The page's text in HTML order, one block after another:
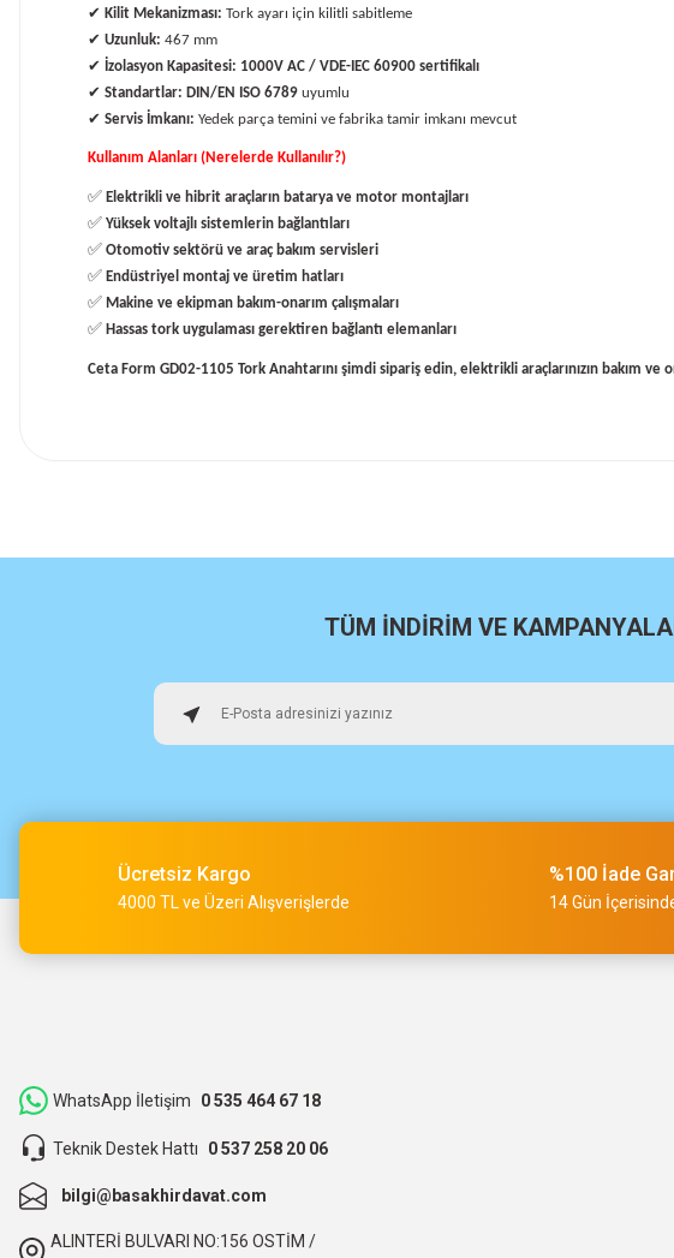
✔ Kilit Mekanizması: Tork ayarı için kilitli sabitleme
✔ Uzunluk: 467 mm
✔ İzolasyon Kapasitesi: 1000V AC / VDE-IEC 60900 sertifikalı
✔ Standartlar: DIN/EN ISO 6789 uyumlu
✔ Servis İmkanı: Yedek parça temini ve fabrika tamir imkanı mevcut
Kullanım Alanları (Nerelerde Kullanılır?)
✅ Elektrikli ve hibrit araçların batarya ve motor montajları
✅ Yüksek voltajlı sistemlerin bağlantıları
✅ Otomotiv sektörü ve araç bakım servisleri
✅ Endüstriyel montaj ve üretim hatları
✅ Makine ve ekipman bakım-onarım çalışmaları
✅ Hassas tork uygulaması gerektiren bağlantı elemanları
Ceta Form GD02-1105 Tork Anahtarını şimdi sipariş edin, elektrikli araçlarınızın bakım
Hızlı sağlam
Osman Alper | 15/05/2026
Müşteri iletişimi kusursuz birde ürün siparişini veriyoruz teslimi 24 saat
ilgili satıcı,güzel paketleme,hızlı kargolama. sıkıntısız bir alışveriş oldu.
O... B... | 07/03/2026
TÜM İNDİRİM VE
Ücretsiz Kargo
4000 TL ve Üzeri Alışverişlerde
%100 İade
14 Gün
WhatsApp İletişim 0 535 464 67 18
Teknik Destek Hattı 0 537 258 20 06
bilgi@basakhirdavat.com
ALINTERİ BULVARI NO:156 OSTİM /